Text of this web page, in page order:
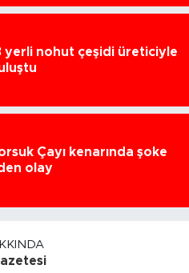
yerli nohut çeşidi üreticiyle
Çayı kenarında şoke
olay